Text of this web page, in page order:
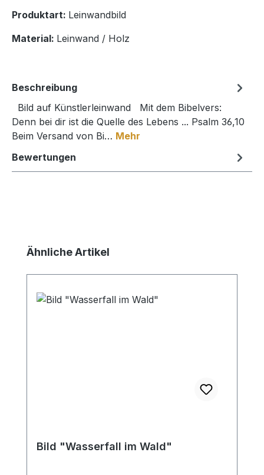
Produktart: Leinwandbild
Material: Leinwand / Holz
Beschreibung
Bild auf Künstlerleinwand Mit dem Bibelvers:
Denn bei dir ist die Quelle des Lebens ... Psalm 36,10
Beim Versand von Bi… Mehr
Bewertungen
Produktgalerie überspringen
Ähnliche Artikel
Bild "Wasserfall im Wald"